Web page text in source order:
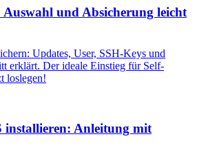
und Absicherung leicht
Updates, User, SSH-Keys und
erklärt. Der ideale Einstieg für Self-
loslegen!
installieren: Anleitung mit